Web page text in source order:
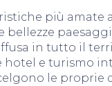
più amate
bellezze
in tutto il
e turismo
le proprie